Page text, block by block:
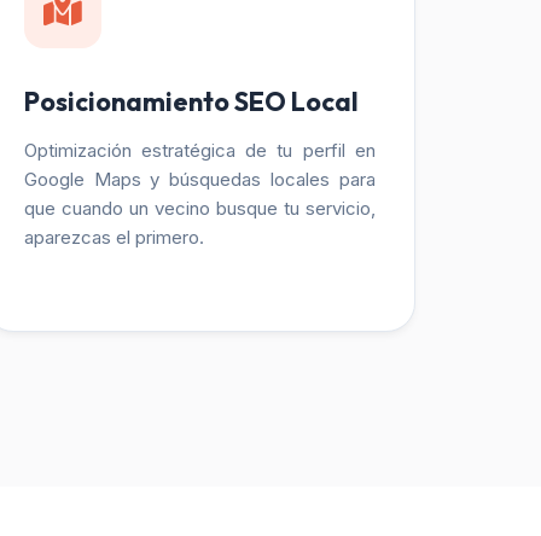
Posicionamiento SEO Local
Optimización estratégica de tu perfil en
Google Maps y búsquedas locales para
que cuando un vecino busque tu servicio,
aparezcas el primero.